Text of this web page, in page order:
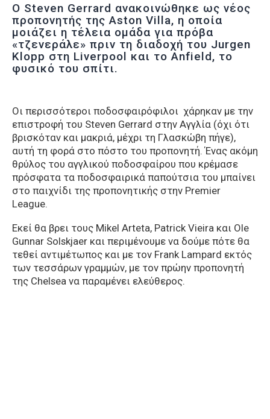
O Steven Gerrard ανακοινώθηκε ως νέος
προπονητής της Aston Villa, η οποία
μοιάζει η τέλεια ομάδα για πρόβα
«τζενεράλε» πριν τη διαδοχή του Jurgen
Klopp στη Liverpool και το Anfield, το
φυσικό του σπίτι.
Οι περισσότεροι ποδοσφαιρόφιλοι χάρηκαν με την
επιστροφή του Steven Gerrard στην Αγγλία (όχι ότι
βρισκόταν και μακριά, μέχρι τη Γλασκώβη πήγε),
αυτή τη φορά στο πόστο του προπονητή. Ένας ακόμη
θρύλος του αγγλικού ποδοσφαίρου που κρέμασε
πρόσφατα τα ποδοσφαιρικά παπούτσια του μπαίνει
στο παιχνίδι της προπονητικής στην Premier
League.
Εκεί θα βρει τους Mikel Arteta, Patrick Vieira και Ole
Gunnar Solskjaer και περιμένουμε να δούμε πότε θα
τεθεί αντιμέτωπος και με τον Frank Lampard εκτός
των τεσσάρων γραμμών, με τον πρώην προπονητή
της Chelsea να παραμένει ελεύθερος.